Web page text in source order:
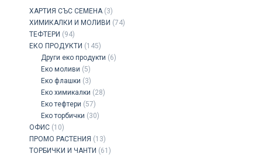
ХАРТИЯ СЪС СЕМЕНА (3)
ХИМИКАЛКИ И МОЛИВИ (74)
ТЕФТЕРИ (94)
ЕКО ПРОДУКТИ (145)
Други еко продукти (6)
Еко моливи (5)
Еко флашки (3)
Eко химикалки (28)
Еко тефтери (57)
Еко торбички (30)
ОФИС (10)
ПРОМО РАСТЕНИЯ (13)
ТОРБИЧКИ И ЧАНТИ (61)